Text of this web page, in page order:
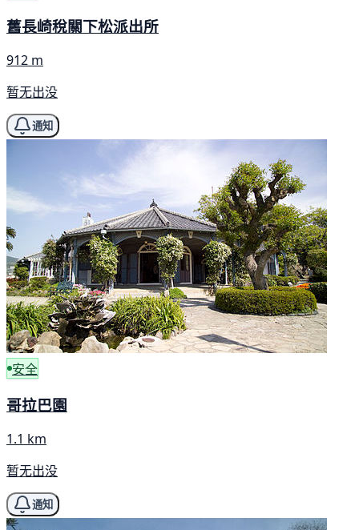
舊長崎稅關下松派出所
912 m
暂无出没
通知
安全
哥拉巴園
1.1 km
暂无出没
通知